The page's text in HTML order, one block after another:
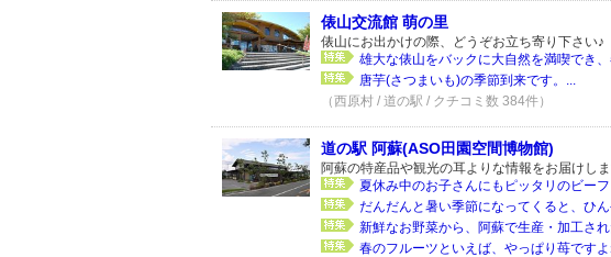
俵山交流館 萌の里
俵山にお出かけの際、どうぞお立ち寄り下さい♪
雄大な俵山をバックに大自然を満喫でき
唐芋(さつまいも)の季節到来です。...
（西原村 / 道の駅 / クチコミ数 384件）
道の駅 阿蘇(ASO田園空間博物館)
阿蘇の特産品や観光の耳よりな情報をお届けし
夏休み中のお子さんにもピッタリのビー
だんだんと暑い季節になってくると、ひ
新鮮なお野菜から、阿蘇で生産・加工さ
春のフルーツといえば、やっぱり苺です